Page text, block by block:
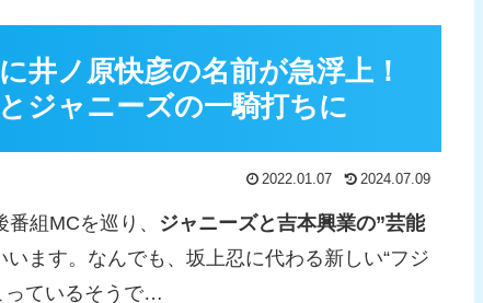
井ノ原快彦の名前が急浮上！
ジャニーズの一騎打ちに
2022.01.07 2024.07.09
組MCを巡り、 ジャニーズと吉本興業の”芸能
います。なんでも、坂上忍に代わる新しい“フジ
っているそうで…